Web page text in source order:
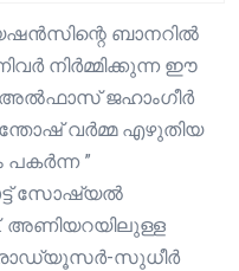
ബാനറിൽ
നിർമ്മിക്കുന്ന ഈ
അൽഫാസ് ജഹാംഗീർ
വർമ്മ എഴുതിയ
”
സോഷ്യൽ
അണിയറയിലുള്ള
സുധീർ